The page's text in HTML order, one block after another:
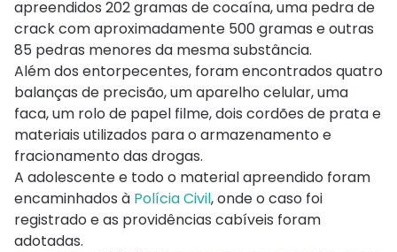
apreendidos 202 gramas de cocaína, uma pedra de
crack com aproximadamente 500 gramas e outras
85 pedras menores da mesma substância.
Além dos entorpecentes, foram encontrados quatro
balanças de precisão, um aparelho celular, uma
faca, um rolo de papel filme, dois cordões de prata e
materiais utilizados para o armazenamento e
fracionamento das drogas.
A adolescente e todo o material apreendido foram
encaminhados à Polícia Civil, onde o caso foi
registrado e as providências cabíveis foram
adotadas.